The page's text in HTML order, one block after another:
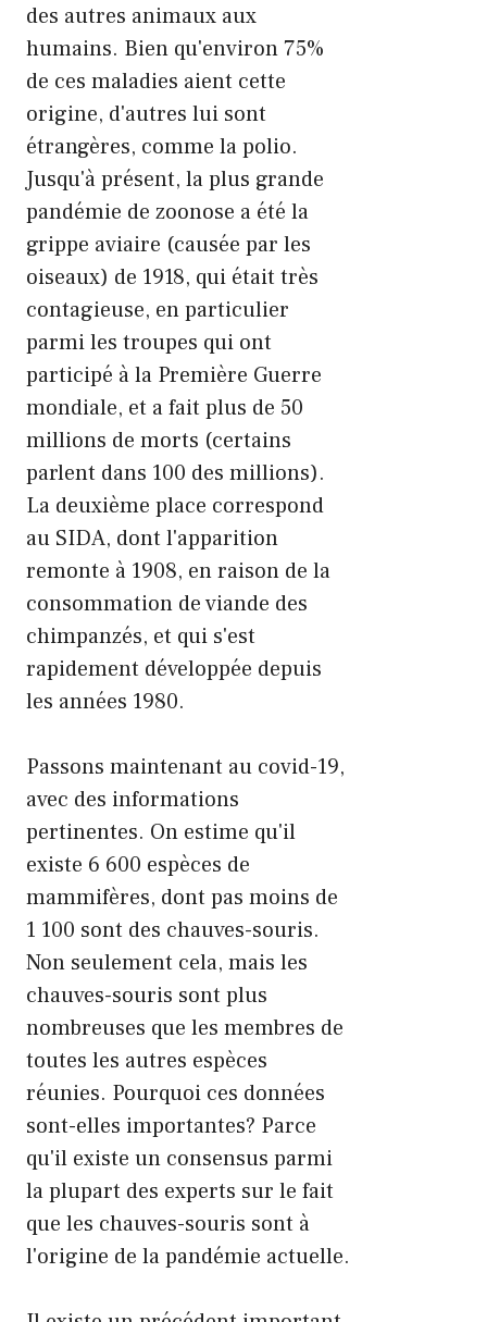
des autres animaux aux
humains. Bien qu'environ 75%
de ces maladies aient cette
origine, d'autres lui sont
étrangères, comme la polio.
Jusqu'à présent, la plus grande
pandémie de zoonose a été la
grippe aviaire (causée par les
oiseaux) de 1918, qui était très
contagieuse, en particulier
parmi les troupes qui ont
participé à la Première Guerre
mondiale, et a fait plus de 50
millions de morts (certains
parlent dans 100 des millions).
La deuxième place correspond
au SIDA, dont l'apparition
remonte à 1908, en raison de la
consommation de viande des
chimpanzés, et qui s'est
rapidement développée depuis
les années 1980.
Passons maintenant au covid-19,
avec des informations
pertinentes. On estime qu'il
existe 6 600 espèces de
mammifères, dont pas moins de
1 100 sont des chauves-souris.
Non seulement cela, mais les
chauves-souris sont plus
nombreuses que les membres de
toutes les autres espèces
réunies. Pourquoi ces données
sont-elles importantes? Parce
qu'il existe un consensus parmi
la plupart des experts sur le fait
que les chauves-souris sont à
l'origine de la pandémie actuelle.